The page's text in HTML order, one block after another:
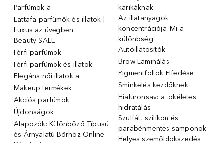
Parfümök ️a
Lattafa parfümök és illatok |
Luxus az üvegben
Beauty SALE
Férfi parfümök
Férfi parfümök és illatok
Elegáns női illatok ️a
Makeup termékek
Akciós parfümök
Újdonságok
Alapozók: Különböző Típusú
és Árnyalatú Bőrhöz Online
karikáknak
Az illatanyagok
koncentrációja: Mi a
különbség
Autóillatosítók
Brow Laminálás
Pigmentfoltok Elfedése
Sminkelés kezdőknek
Hialuronsav: a tökéletes
hidratálás
Szulfát, szilikon és
parabénmentes samponok
Helyes szemöldökszedés